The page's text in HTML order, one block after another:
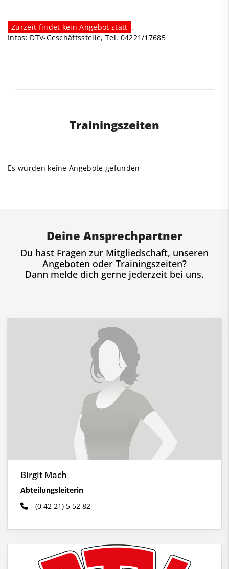
Zurzeit findet kein Angebot statt .
Infos: DTV-Geschäftsstelle, Tel. 04221/17685
Trainingszeiten
Es wurden keine Angebote gefunden
Deine Ansprechpartner
Du hast Fragen zur Mitgliedschaft, unseren
Angeboten oder Trainingszeiten?
Dann melde dich gerne jederzeit bei uns.
Birgit Mach
Abteilungsleiterin
(0 42 21) 5 52 82